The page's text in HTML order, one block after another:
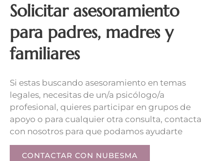
Solicitar asesoramiento
para padres, madres y
familiares
Si estas buscando asesoramiento en temas
legales, necesitas de un/a psicólogo/a
profesional, quieres participar en grupos de
apoyo o para cualquier otra consulta, contacta
con nosotros para que podamos ayudarte
CONTACTAR CON NUBESMA